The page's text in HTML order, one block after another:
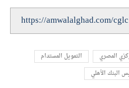
https://amwalalghad.com/cglc
المصري
التمويل المستدام
البنك الأهلي